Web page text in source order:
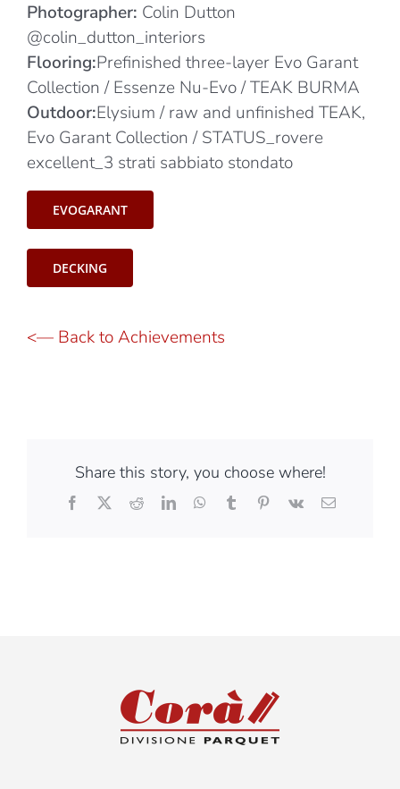
Photographer: Colin Dutton
@colin_dutton_interiors
Flooring:Prefinished three-layer Evo Garant
Collection / Essenze Nu-Evo / TEAK BURMA
Outdoor:Elysium / raw and unfinished TEAK,
Evo Garant Collection / STATUS_rovere
excellent_3 strati sabbiato stondato
EVOGARANT
DECKING
<— Back to Achievements
Share this story, you choose where!
Facebook
X RedditLinkedInWhatsApp
TumblrPinterest
Vk Email